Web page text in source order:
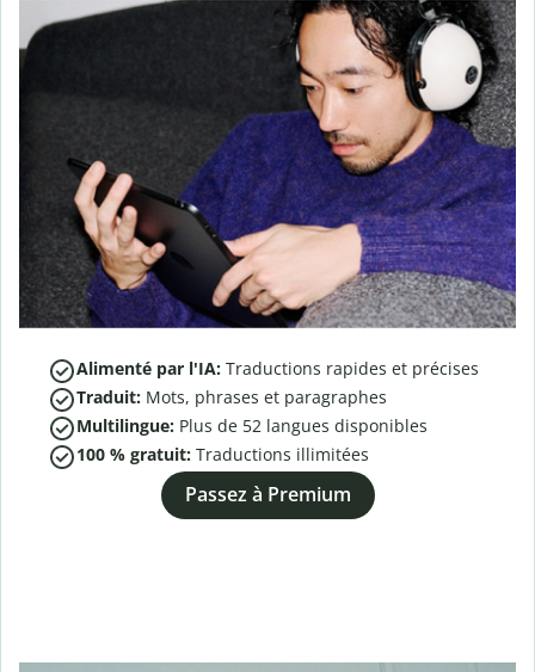
Alimenté par l'IA: Traductions rapides et précises
Traduit: Mots, phrases et paragraphes
Multilingue: Plus de 52 langues disponibles
100 % gratuit: Traductions illimitées
Passez à Premium